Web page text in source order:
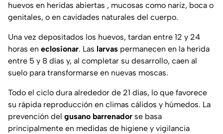
huevos en heridas abiertas , mucosas como nariz, boca o
genitales, o en cavidades naturales del cuerpo.
Una vez depositados los huevos, tardan entre 12 y 24
horas en eclosionar. Las larvas permanecen en la herida
entre 5 y 8 días y, al completar su desarrollo, caen al
suelo para transformarse en nuevas moscas.
Todo el ciclo dura alrededor de 21 días, lo que favorece
su rápida reproducción en climas cálidos y húmedos. La
prevención del gusano barrenador se basa
principalmente en medidas de higiene y vigilancia